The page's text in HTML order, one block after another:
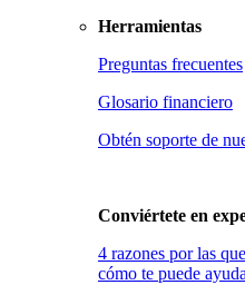
Herramientas
Preguntas frecuentes
Glosario financiero
Obtén soporte de
Conviértete en
4 razones por las
cómo te puede